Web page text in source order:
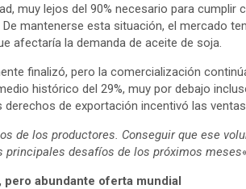
muy lejos del 90% necesario para
mantenerse esta situación, el mercado
afectaría la demanda de aceite de soja.
finalizó, pero la comercialización
histórico del 29%, muy por debajo
de exportación incentivó las
de los productores. Conseguir que ese
principales desafíos de los próximos meses
abundante oferta mundial